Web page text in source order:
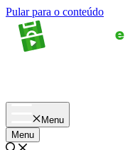
Pular para o conteúdo
Menu
Menu